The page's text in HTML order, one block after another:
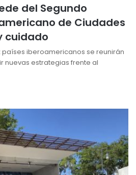
del Segundo
de Ciudades
cuidado
países iberoamericanos se reunirán
nuevas estrategias frente al